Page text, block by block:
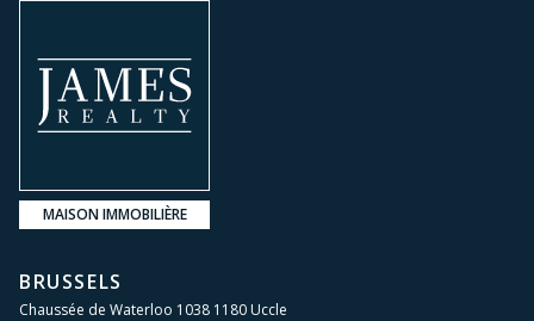
MAISON IMMOBILIÈRE
BRUSSELS
Chaussée de Waterloo 1038 1180 Uccle